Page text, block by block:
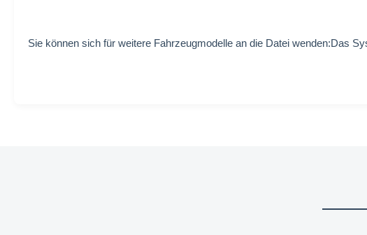
Sie können sich für weitere Fahrzeugmodelle an die Datei wenden:Das